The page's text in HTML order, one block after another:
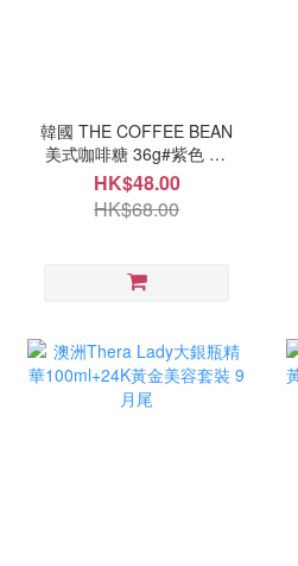
韓國 THE COFFEE BEAN
美式咖啡糖 36g#紫色 10
月中
HK$48.00
HK$68.00